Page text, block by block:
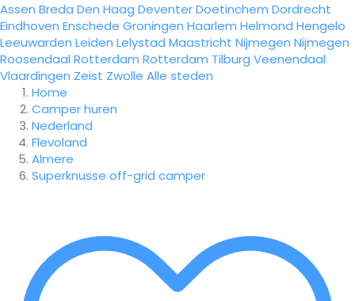
Assen Breda Den Haag DeventerDoetinchem Dordrecht
Eindhoven Enschede Groningen Haarlem Helmond Hengelo
Leeuwarden Leiden Lelystad Maastricht Nijmegen Nijmegen
Roosendaal Rotterdam Rotterdam Tilburg Veenendaal
Vlaardingen Zeist Zwolle Alle steden
Home
Camper huren
Nederland
Flevoland
Almere
Superknusse off-grid camper